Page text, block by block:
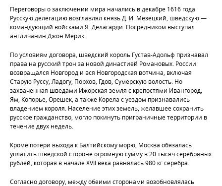
Переговоры о заключении мира начались в декабре 1616 года
Русскую делегацию возглавлял князь Д. И. Мезецкий, шведскую —
командующий войсками Я. Делагарди. Посредником выступал
англичанин Джон Мерик.
По условиям договора, шведский король Густав-Адольф признавал
права на русский трон за новой династией Романовых. России
возвращался Новгород и вся Новгородская вотчина, включая
Старую Руссу, Ладогу, Порхов, Гдов, Сумерскую волость. Но
захваченная шведами Ижорская земля с крепостями Ивангород,
Ям, Копорье, Орешек, а также Корела с уездом признавались
владением короля. Население этих земель, желавшее сохранить
русское гражданство, могло покинуть приграничные территории в
течение двух недель.
Кроме потери выхода к Балтийскому морю, Москва обязалась
уплатить шведской стороне огромную сумму в 20 тысяч серебряных
рублей, которая в начале ХVII века равнялась 980 кг серебра.
Согласно договору, между обеими сторонами возобновлялась